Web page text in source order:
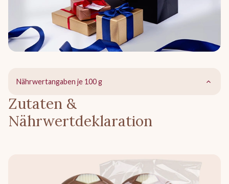
Nährwertangaben je 100 g
Zutaten &
Nährwertdeklaration